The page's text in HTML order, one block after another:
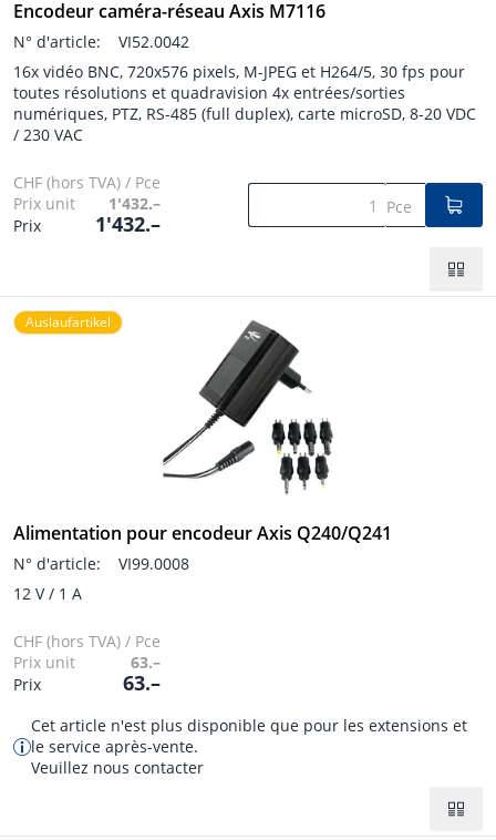
Encodeur caméra-réseau Axis M7116
N° d'article:
VI52.0042
16x vidéo BNC, 720x576 pixels, M-JPEG et H264/5, 30 fps pour
toutes résolutions et quadravision 4x entrées/sorties
numériques, PTZ, RS-485 (full duplex), carte microSD, 8-20 VDC
/ 230 VAC
CHF (hors TVA) / Pce
Prix unit
1'432.–
Prix
1'432.–
Pce
Auslaufartikel
Alimentation pour encodeur Axis Q240/Q241
N° d'article:
VI99.0008
12 V / 1 A
CHF (hors TVA) / Pce
Prix unit
63.–
Prix
63.–
Cet article n'est plus disponible que pour les extensions et
le service après-vente.
Veuillez nous contacter